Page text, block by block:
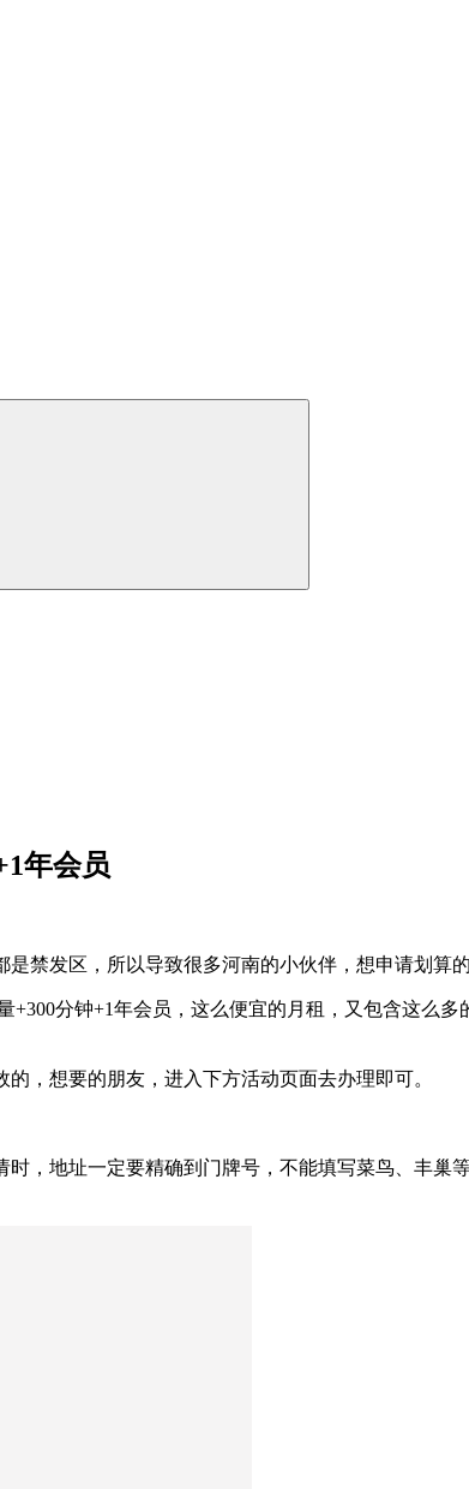
年会员
禁发区，所以导致很多河南的小伙伴，想申请划算
分钟+1年会员，这么便宜的月租，又包含这么
，想要的朋友，进入下方活动页面去办理即可。
，地址一定要精确到门牌号，不能填写菜鸟、丰巢